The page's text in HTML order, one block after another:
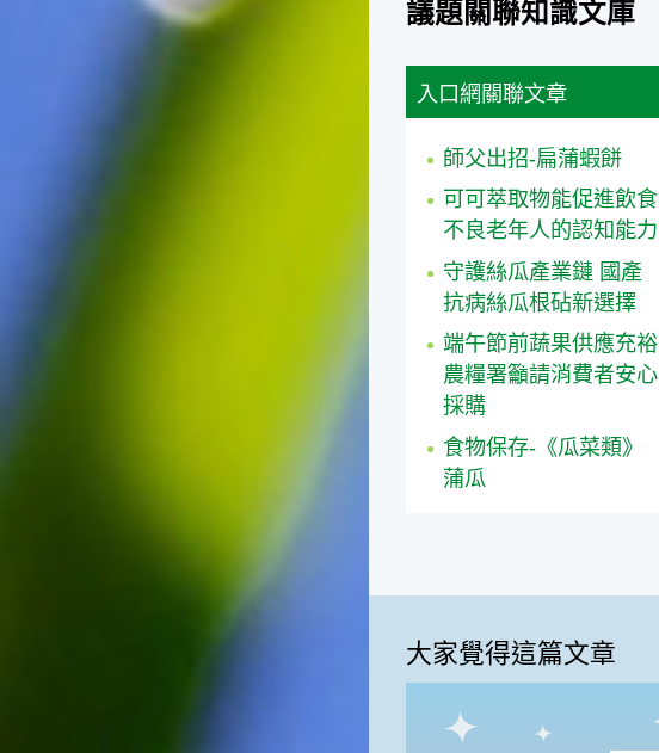
議題關聯知識文庫
入口網關聯文章
師父出招-扁蒲蝦餅
可可萃取物能促進飲食
不良老年人的認知能力
守護絲瓜產業鏈 國產
抗病絲瓜根砧新選擇
端午節前蔬果供應充裕
農糧署籲請消費者安心
採購
食物保存-《瓜菜類》
蒲瓜
大家覺得這篇文章